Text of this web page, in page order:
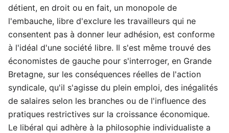
détient, en droit ou en fait, un monopole de
l'embauche, libre d'exclure les travailleurs qui ne
consentent pas à donner leur adhésion, est conforme
à l'idéal d'une société libre. Il s'est même trouvé des
économistes de gauche pour s'interroger, en Grande
Bretagne, sur les conséquences réelles de l'action
syndicale, qu'il s'agisse du plein emploi, des inégalités
de salaires selon les branches ou de l'influence des
pratiques restrictives sur la croissance économique.
Le libéral qui adhère à la philosophie individualiste a